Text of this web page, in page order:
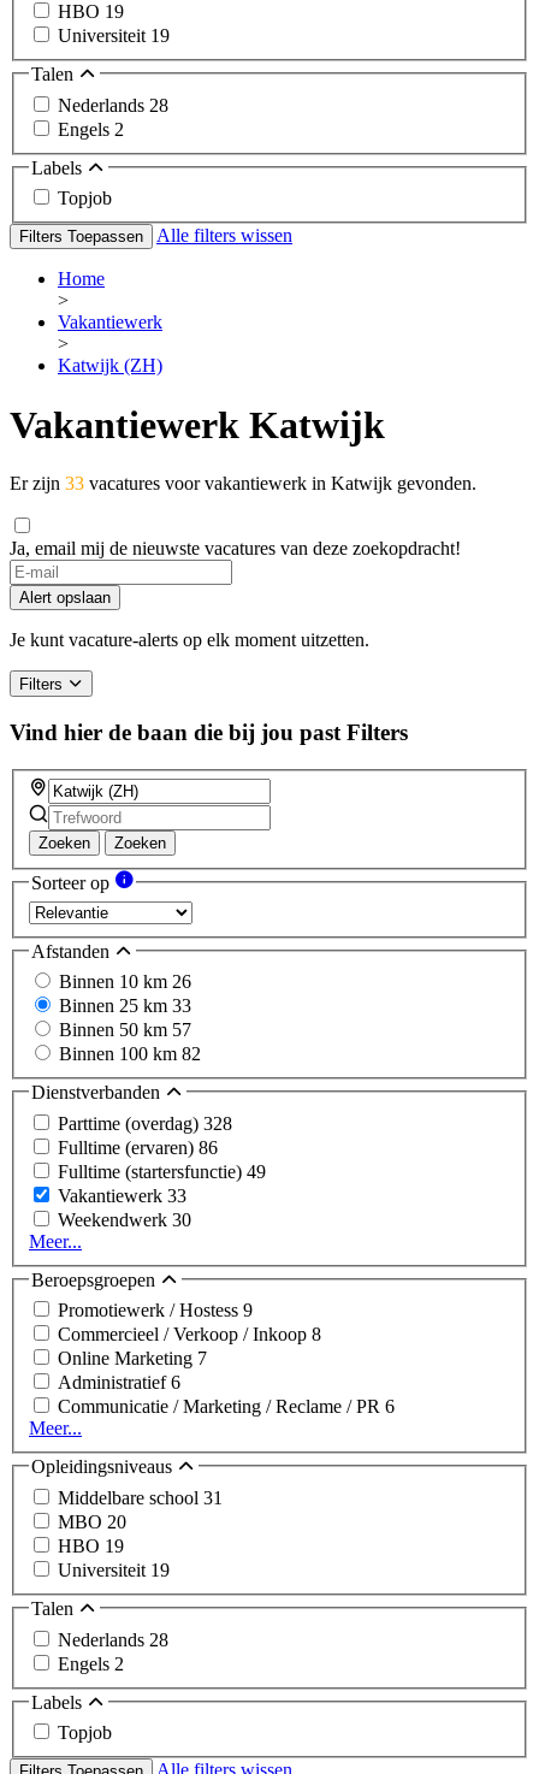
HBO 19
Universiteit 19
Talen
Nederlands 28
Engels 2
Labels
Topjob
Filters Toepassen Alle filters wissen
Home
>
Vakantiewerk
>
Katwijk (ZH)
Vakantiewerk Katwijk
Er zijn 33 vacatures voor vakantiewerk in Katwijk gevonden.
Ja, email mij de nieuwste vacatures van deze zoekopdracht!
Alert opslaan
Je kunt vacature-alerts op elk moment uitzetten.
Filters
Vind hier de baan die bij jou past Filters
Zoeken Zoeken
Sorteer op
Afstanden
Binnen 10 km 26
Binnen 25 km 33
Binnen 50 km 57
Binnen 100 km 82
Dienstverbanden
Parttime (overdag) 328
Fulltime (ervaren) 86
Fulltime (startersfunctie) 49
Vakantiewerk 33
Weekendwerk 30
Meer...
Beroepsgroepen
Promotiewerk / Hostess 9
Commercieel / Verkoop / Inkoop 8
Online Marketing 7
Administratief6
Communicatie / Marketing / Reclame / PR 6
Meer...
Opleidingsniveaus
Middelbare school 31
MBO 20
HBO 19
Universiteit 19
Talen
Nederlands 28
Engels 2
Labels
Topjob